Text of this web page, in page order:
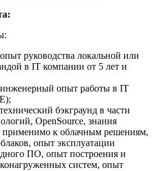
руководства локальной или
в IT компании от 5 лет и
опыт работы в IT
бэкграунд в части
OpenSource, знания
применимо к облачным решениям,
опыт эксплуатации
ПО, опыт построения и
систем, опыт